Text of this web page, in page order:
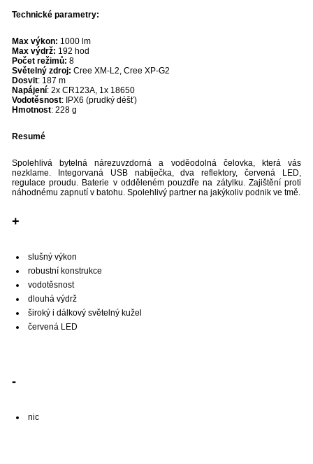
Technické parametry:
Max výkon: 1000 lm
Max výdrž: 192 hod
Počet režimů: 8
Světelný zdroj: Cree XM-L2, Cree XP-G2
Dosvit: 187 m
Napájení: 2x CR123A, 1x 18650
Vodotěsnost: IPX6 (prudký déšť)
Hmotnost: 228 g
Resumé
Spolehlivá bytelná nárezuvzdorná a voděodolná čelovka, která vás
nezklame. Integorvaná USB nabíječka, dva reflektory, červená LED,
regulace proudu. Baterie v odděleném pouzdře na zátylku. Zajištění proti
náhodnému zapnutí v batohu. Spolehlivý partner na jakýkoliv podnik ve tmě.
+
slušný výkon
robustní konstrukce
vodotěsnost
dlouhá výdrž
široký i dálkový světelný kužel
červená LED
-
nic